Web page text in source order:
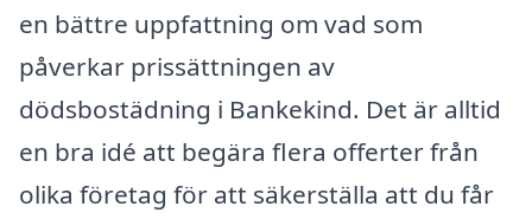
en bättre uppfattning om vad som
påverkar prissättningen av
dödsbostädning i Bankekind. Det är alltid
en bra idé att begära flera offerter från
olika företag för att säkerställa att du får